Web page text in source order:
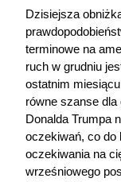
Dzisiejsza
terminowe na
ruch w grudniu
ostatnim
równe szanse
Donalda Trumpa
oczekiwań, co do
oczekiwania na
wrześniowego